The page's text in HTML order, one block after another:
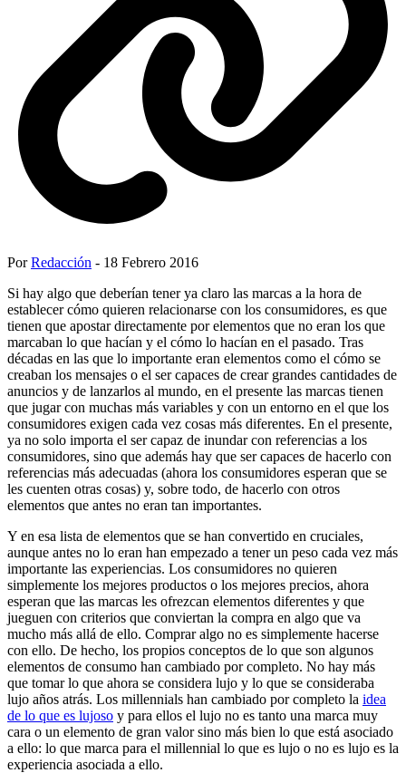
PorRedacción - 18 Febrero 2016
Si hay algo que deberían tener ya claro las marcas a la hora de
establecer cómo quieren relacionarse con los consumidores, es que
tienen que apostar directamente por elementos que no eran los que
marcaban lo que hacían y el cómo lo hacían en el pasado. Tras
décadas en las que lo importante eran elementos como el cómo se
creaban los mensajes o el ser capaces de crear grandes cantidades de
anuncios y de lanzarlos al mundo, en el presente las marcas tienen
que jugar con muchas más variables y con un entorno en el que los
consumidores exigen cada vez cosas más diferentes. En el presente,
ya no solo importa el ser capaz de inundar con referencias a los
consumidores, sino que además hay que ser capaces de hacerlo con
referencias más adecuadas (ahora los consumidores esperan que se
les cuenten otras cosas) y, sobre todo, de hacerlo con otros
elementos que antes no eran tan importantes.
Y en esa lista de elementos que se han convertido en cruciales,
aunque antes no lo eran han empezado a tener un peso cada vez más
importante las experiencias. Los consumidores no quieren
simplemente los mejores productos o los mejores precios, ahora
esperan que las marcas les ofrezcan elementos diferentes y que
jueguen con criterios que conviertan la compra en algo que va
mucho más allá de ello. Comprar algo no es simplemente hacerse
con ello. De hecho, los propios conceptos de lo que son algunos
elementos de consumo han cambiado por completo. No hay más
que tomar lo que ahora se considera lujo y lo que se consideraba
lujo años atrás. Los millennials han cambiado por completo la idea
de lo que es lujoso y para ellos el lujo no es tanto una marca muy
cara o un elemento de gran valor sino más bien lo que está asociado
a ello: lo que marca para el millennial lo que es lujo o no es lujo es la
experiencia asociada a ello.